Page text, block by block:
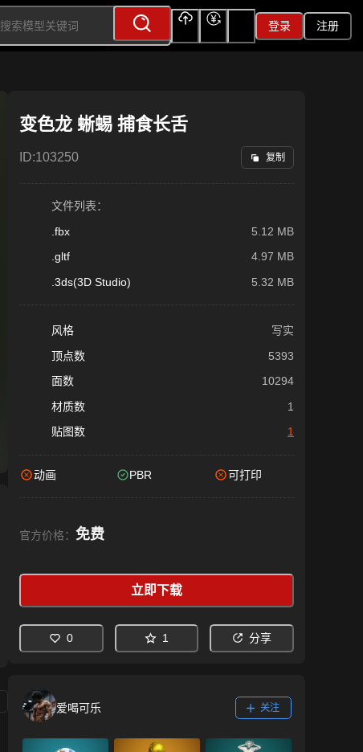
登录 注册
变色龙 蜥蜴 捕食长舌
ID:103250 复制
文件列表：
.fbx
5.12 MB
.gltf
4.97 MB
.3ds(3D Studio)
5.32 MB
风格
写实
顶点数
5393
面数
10294
材质数
1
贴图数
1
动画 PBR 可打印
官方价格： 免费
立即下载
0 1 分享
爱喝可乐 关注